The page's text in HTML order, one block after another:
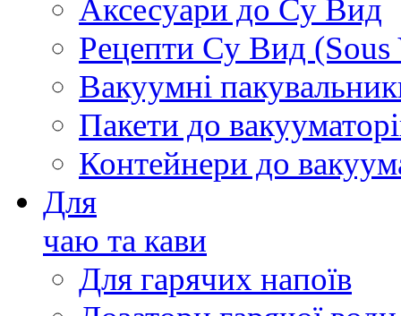
Аксесуари до Су Вид
Рецепти Су Вид (Sous
Вакуумні
Пакети до
Контейнери до
Для
чаю та кави
Для гарячих напоїв